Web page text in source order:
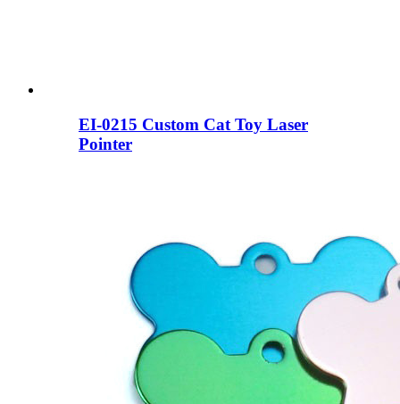
EI-0215 ​​Custom Cat Toy Laser
Pointer